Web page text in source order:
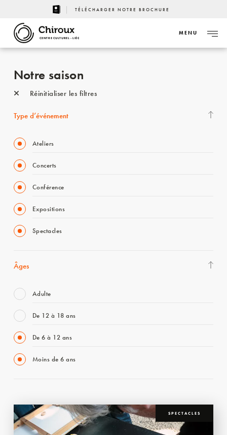
TÉLÉCHARGER NOTRE BROCHURE
CENTRE CULTUREL - LIÈGE
MENU
Notre saison
Réinitialiser les filtres
Type d’événement
Ateliers
Concerts
Conférence
Expositions
Spectacles
Âges
Adulte
De 12 à 18 ans
De 6 à 12 ans
Moins de 6 ans
SPECTACLES